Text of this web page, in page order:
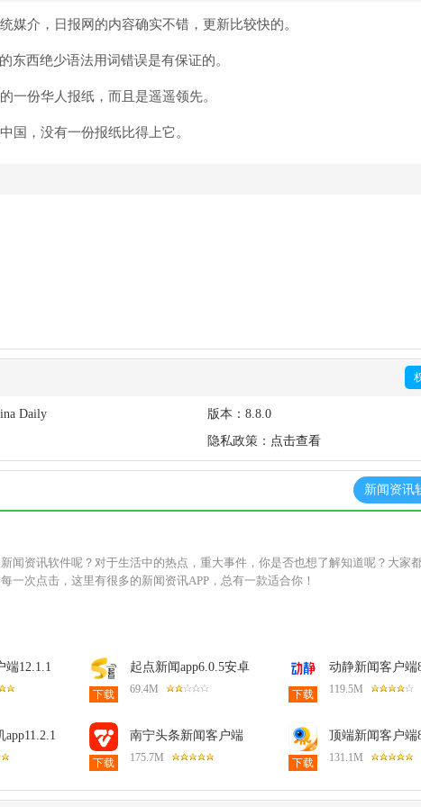
媒介，日报网的内容确实不错，更新比较快的。
东西绝少语法用词错误是有保证的。
一份华人报纸，而且是遥遥领先。
国，没有一份报纸比得上它。
Daily 版本：8.8.0
隐私政策： 点击查看
新闻资讯
闻资讯软件呢？对于生活中的热点，重大事件，你是否也想了解知道呢？大家
一次点击，这里有很多的新闻资讯APP，总有一款适合你！
端12.1.1
下载
起点新闻app6.0.5安卓
版
69.4M 下载
动静新闻客户端
卓版
119.5M
下载
南宁头条新闻客户端
8.1.12安卓版
175.7M 下载
顶端新闻客户端
新版
131.1M